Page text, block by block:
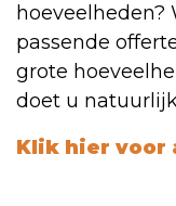
hoeveelheden?
passende
grote
doet u
Klik hier voor